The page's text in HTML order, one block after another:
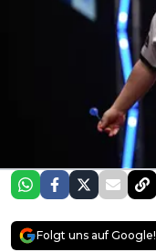
Folgt uns auf Google!